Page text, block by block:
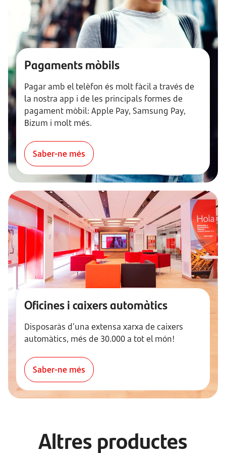
Pagaments mòbils
Pagar amb el telèfon és molt fàcil a través de
la nostra app i de les principals formes de
pagament mòbil: Apple Pay, Samsung Pay,
Bizum i molt més.
Saber-ne més
Oficines i caixers automàtics
Disposaràs d’una extensa xarxa de caixers
automàtics, més de 30.000 a tot el món!
Saber-ne més
Altres productes